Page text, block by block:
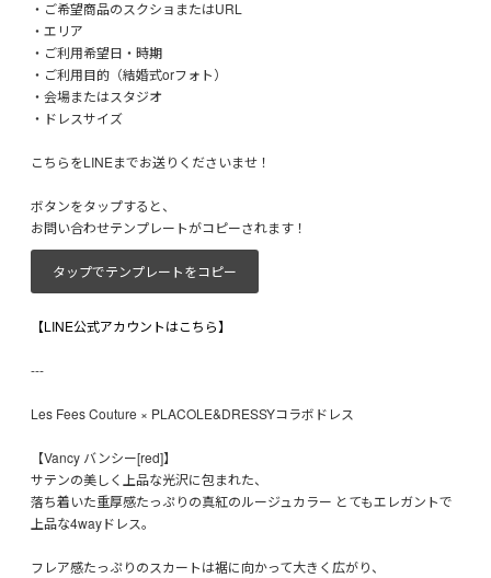
・ご希望商品のスクショまたはURL
・エリア
・ご利用希望日・時期
・ご利用目的（結婚式orフォト）
・会場またはスタジオ
・ドレスサイズ
こちらをLINEまでお送りくださいませ！
ボタンをタップすると、
お問い合わせテンプレートがコピーされます！
タップでテンプレートをコピー
【LINE公式アカウントはこちら】
---
Les Fees Couture × PLACOLE&DRESSYコラボドレス
【Vancy バンシー[red]】
サテンの美しく上品な光沢に包まれた、
落ち着いた重厚感たっぷりの真紅のルージュカラー とてもエレガントで
上品な4wayドレス。
フレア感たっぷりのスカートは裾に向かって大きく広がり、